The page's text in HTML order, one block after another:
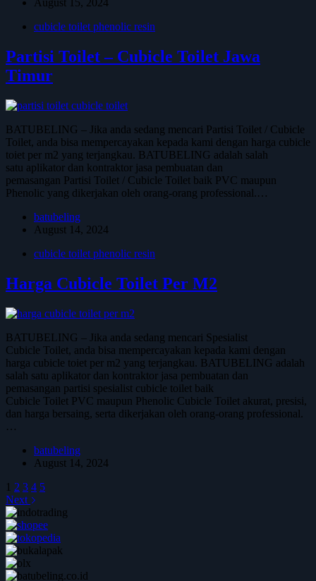
August 15, 2024
cubicle toilet phenolic resin
Partisi Toilet – Cubicle Toilet Jawa
Timur
BATUBELING – Jika anda sedang mencari Partisi Toilet / Cubicle
Toilet, anda bisa mempercayakan kepada kami dengan harga cubicle
toiet per m2 yang terjangkau. BATUBELING adalah salah
satu aplikator dan kontraktor jasa pembuatan dan
pemasangan Partisi Toilet / Cubicle Toilet baik PVC maupun
Phenolic yang dikerjakan oleh orang-orang professional.…
batubeling
August 14, 2024
cubicle toilet phenolic resin
Harga Cubicle Toilet Per M2
BATUBELING – Jika anda sedang mencari Spesialist
Cubicle Toilet, anda bisa mempercayakan kepada kami dengan
harga cubicle toiet per m2 yang terjangkau. BATUBELING adalah
salah satu aplikator dan kontraktor jasa pembuatan dan
pemasangan partisi spesialist cubicle toilet baik
Cubicle Toilet PVC maupun Phenolic Cubicle Toilet akurat, presisi,
dan harga bersaing, serta dikerjakan oleh orang-orang professional.
…
batubeling
August 14, 2024
1 2 3 4 5
Next